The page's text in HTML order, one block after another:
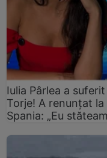
Iulia Pârlea a
Torje! A renunțat
Spania: „Eu